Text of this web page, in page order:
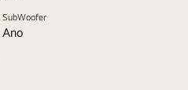
SubWoofer
Ano